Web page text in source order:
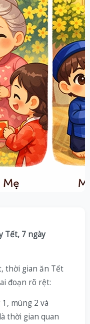
Tết, 7 ngày
thời gian ăn Tết
đoạn rõ rệt:
mùng 2 và
thời gian quan